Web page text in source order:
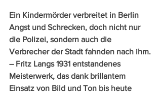
Ein Kindermörder verbreitet in Berlin
Angst und Schrecken, doch nicht nur
die Polizei, sondern auch die
Verbrecher der Stadt fahnden nach ihm.
– Fritz Langs 1931 entstandenes
Meisterwerk, das dank brillantem
Einsatz von Bild und Ton bis heute